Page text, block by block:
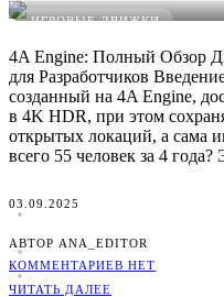
ИГРОВЫЕ ДВИЖКИ
4A Engine: Полный Обзор
для Разработчиков
созданный на 4A Engine,
в 4K HDR, при этом
открытых локаций, а сама
всего 55 человек за 4
03.09.2025
АВТОР ANA_EDITOR
КОММЕНТАРИЕВ НЕТ
ЧИТАТЬ ДАЛЕЕ